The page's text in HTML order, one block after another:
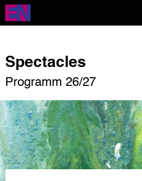
Direkt
zum
Inhalt
Spectacles
Programm 26/27